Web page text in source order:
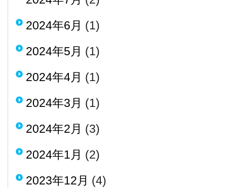
2024年6月 (1)
2024年5月 (1)
2024年4月 (1)
2024年3月 (1)
2024年2月 (3)
2024年1月 (2)
2023年12月 (4)